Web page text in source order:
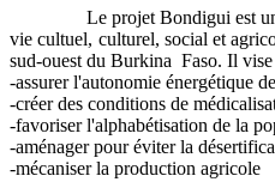
Le projet Bondigui est un
vie cultuel, culturel, social et
sud-ouest du Burkina Faso. Il
-assurer l'autonomie énergétique
-créer des conditions de
-favoriser l'alphabétisation de la
-aménager pour éviter la
-mécaniser la production agricole